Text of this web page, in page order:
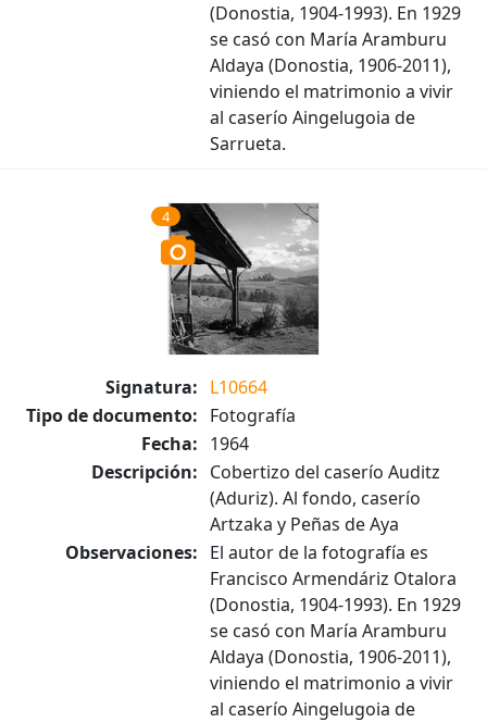
(Donostia, 1904-1993). En 1929
se casó con María Aramburu
Aldaya (Donostia, 1906-2011),
viniendo el matrimonio a vivir
al caserío Aingelugoia de
Sarrueta.
4
Signatura: L10664
Tipo de documento: Fotografía
Fecha: 1964
Descripción: Cobertizo del caserío Auditz
(Aduriz). Al fondo, caserío
Artzaka y Peñas de Aya
Observaciones: El autor de la fotografía es
Francisco Armendáriz Otalora
(Donostia, 1904-1993). En 1929
se casó con María Aramburu
Aldaya (Donostia, 1906-2011),
viniendo el matrimonio a vivir
al caserío Aingelugoia de